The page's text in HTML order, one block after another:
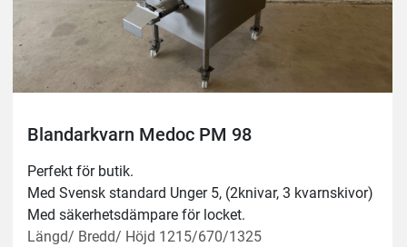
Enkel rengöring med vattentryck.
En kroppskonstruktion i ett stycke för att underlätta
bättre rengöring på en enhetlig plattform.
Löstagbara rengöringsmedel för enkel rengöring, utan
användning av verktyg.
Såghöjd: 480mm
Arbetsyta: 930x945mm
Sågblad: 3500mm
Blandarkvarn Medoc PM 98
Perfekt för butik.
Med Svensk standard Unger 5, (2knivar, 3 kvarnskivor)
Med säkerhetsdämpare för locket.
Längd/ Bredd/ Höjd 1215/670/1325